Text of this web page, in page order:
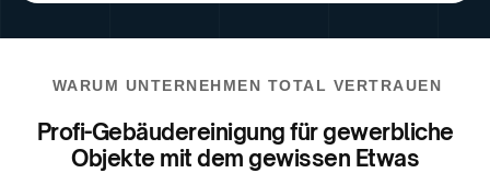
WARUM UNTERNEHMEN TOTAL VERTRAUEN
Profi-Gebäudereinigung für gewerbliche
Objekte mit dem gewissen Etwas